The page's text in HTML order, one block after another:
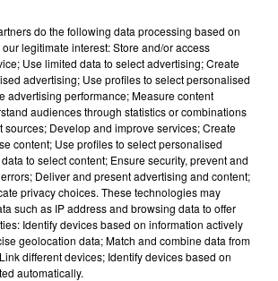
min 11 sec)
do the following data processing based on
legitimate interest: Store and/or access
Use limited data to select advertising; Create
advertising; Use profiles to select personalised
advertising performance; Measure content
audiences through statistics or combinations
sources; Develop and improve services; Create
content; Use profiles to select personalised
to select content; Ensure security, prevent and
Deliver and present advertising and content;
privacy choices. These technologies may
such as IP address and browsing data to offer
Identify devices based on information actively
geolocation data; Match and combine data from
different devices; Identify devices based on
automatically.